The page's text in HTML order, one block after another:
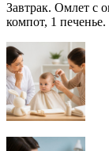
Завтрак. Омлет с
компот, 1 печенье.